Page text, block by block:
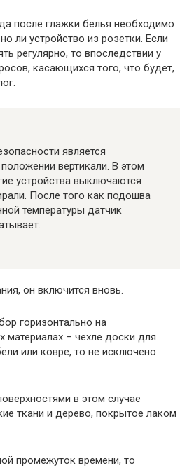
после глажки белья необходимо
ли устройство из розетки. Если
регулярно, то впоследствии у
касающихся того, что будет,
является
вертикали. В этом
устройства выключаются
После того как подошва
температуры датчик
он включится вновь.
горизонтально на
материалах – чехле доски для
или ковре, то не исключено
в этом случае
ткани и дерево, покрытое лаком
промежуток времени, то